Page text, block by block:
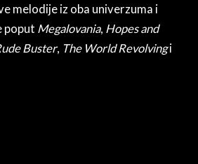
melodije iz oba univerzuma i
poput Megalovania, Hopes and
Buster, The World Revolvingi